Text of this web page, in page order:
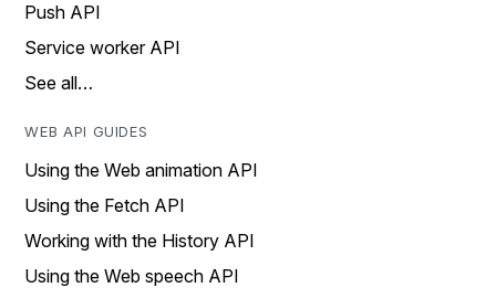
Push API
Service worker API
See all…
WEB API GUIDES
Using the Web animation API
Using the Fetch API
Working with the History API
Using the Web speech API